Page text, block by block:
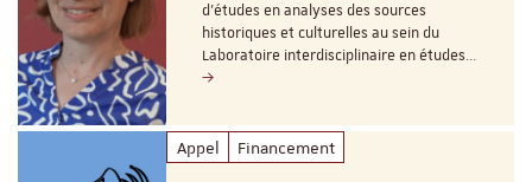
d’études en analyses des sources
historiques et culturelles au sein du
Laboratoire interdisciplinaire en études…
Appel Financement